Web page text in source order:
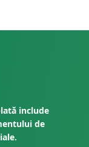
include
de